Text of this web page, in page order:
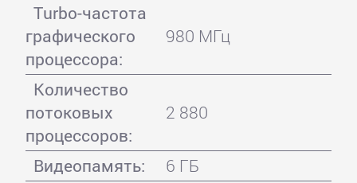
Turbo-частота
графического
процессора:
980 МГц
Количество
потоковых
процессоров:
2 880
Видеопамять:
6 ГБ